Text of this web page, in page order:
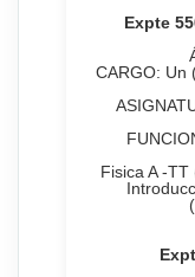
Expte
CARGO: Un
Fisica A -